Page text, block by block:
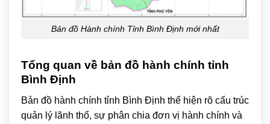
Bản đồ Hành chính Tỉnh Bình Định mới nhất
Tổng quan về bản đồ hành chính tỉnh
Bình Định
Bản đồ hành chính tỉnh Bình Định thể hiện rõ cấu trúc
quản lý lãnh thổ, sự phân chia đơn vị hành chính và